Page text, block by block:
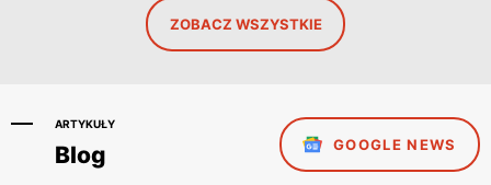
ZOBACZ WSZYSTKIE
ARTYKUŁY
Blog GOOGLE NEWS